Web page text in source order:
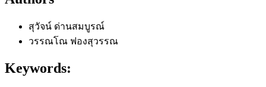
สุวัจน์ ด่านสมบูรณ์
วรรณโณ ฟองสุวรรณ
Keywords: